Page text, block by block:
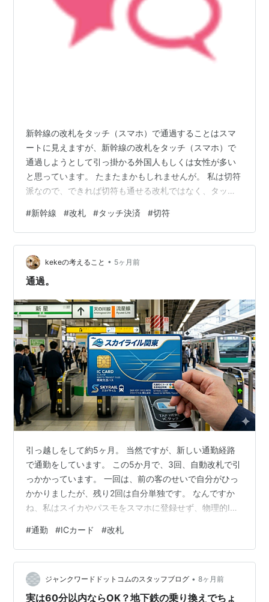
新幹線の改札をタッチ（スマホ）で通過することはスマ
ートに見えますが、新幹線の改札をタッチ（スマホ）で
通過しようとして引っ掛かる外国人もしくは女性が多い
と思っています。 たまたまかもしれませんが。 私は切符
派なので、できれば切符も通せる改札ではなく、タッチ
VISAでタッチしていたら、話はまた別ですが。 ランキン
グ参加中gooからきました ランキング参加中雑記を書き
なぐるグループ ランキング参加中雑談
#新幹線 #改札 #タッチ決済 #切符
kekeの考えること • 5ヶ月前
通過。
引っ越しをして約5ヶ月。 当然ですが、新しい通勤経路
で通勤をしています。 この5か月で、3回、自動改札で引
っかかっています。 一回は、前の客のせいで自分がひっ
かかりましたが、残り2回は自分単独です。 なんですか
ね、私はスイカやパスモをスマホに登録せず、物理的IC
ド単体を手に持ってかざしています。 それでこの引っ掛
かり率、けっこう高くないですかね。 カードか改札のい
ずれかが、感度悪いんですかね。 カードは引っ越した時
に新たに発行しましたんで、古い、ということはないは
ずですが。 ちなみに、引っ越す前の路線は、現場から異
#通勤 #ICカード #改札
ジャンクワードドットコムのスタッフブログ • 8ヶ月前
実は60分以内ならOK？地下鉄の乗り換えでちょ